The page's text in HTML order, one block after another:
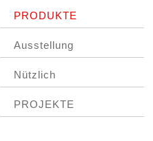
PRODUKTE
Ausstellung
Nützlich
PROJEKTE